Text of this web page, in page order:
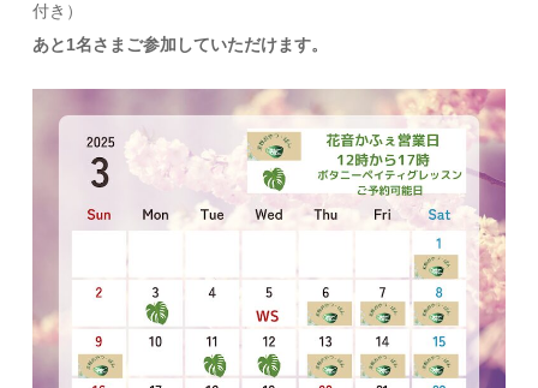
付き）
あと1名さまご参加していただけます。